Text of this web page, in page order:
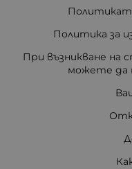
Политика за
При възникване на
можете да